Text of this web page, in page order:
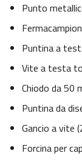
Punto
Puntina a
Vite a testa
Chiodo da 50
Puntina da
Gancio a vite
Forcina per